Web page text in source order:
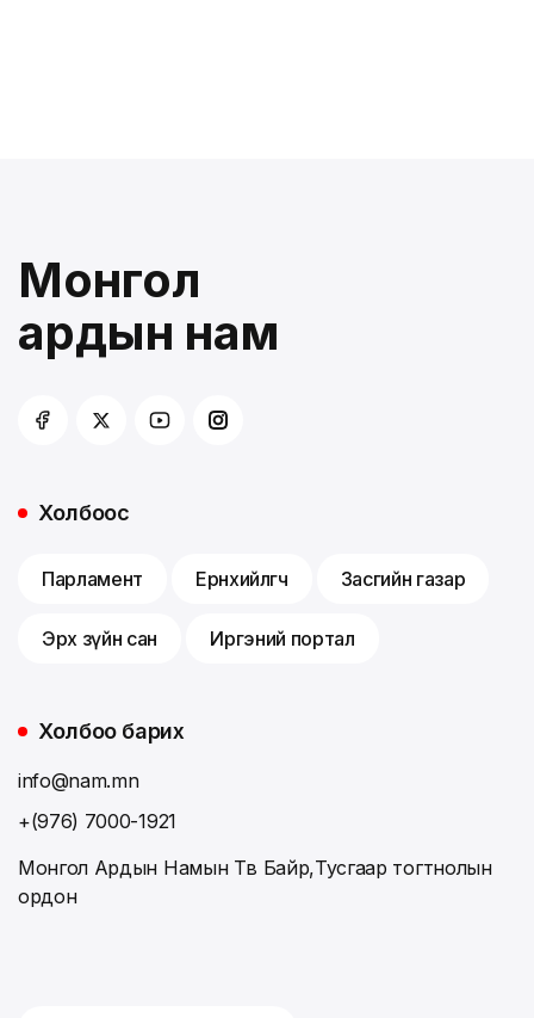
Монгол
ардын нам
Холбоос
Парламент Ерөнхийлөгч Засгийн газар
Эрх зүйн сан Иргэний портал
Холбоо барих
info@nam.mn
+(976) 7000-1921
Монгол Ардын Намын Төв Байр,Тусгаар тогтнолын
ордон